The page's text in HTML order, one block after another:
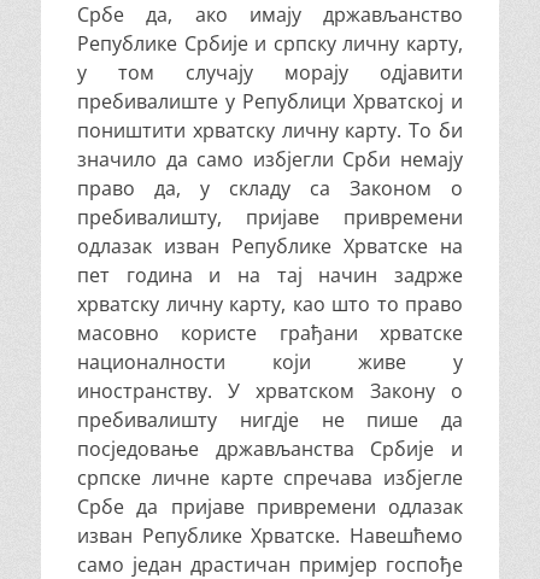
Србе да, ако имају држављанство
Републике Србије и српску личну карту,
у том случају морају одјавити
пребивалиште у Републици Хрватској и
поништити хрватску личну карту. То би
значило да само избјегли Срби немају
право да, у складу са Законом о
пребивалишту, пријаве привремени
одлазак изван Републике Хрватске на
пет година и на тај начин задрже
хрватску личну карту, као што то право
масовно користе грађани хрватске
националности који живе у
иностранству. У хрватском Закону о
пребивалишту нигдје не пише да
посједовање држављанства Србије и
српске личне карте спречава избјегле
Србе да пријаве привремени одлазак
изван Републике Хрватске. Навешћемо
само један драстичан примјер госпође